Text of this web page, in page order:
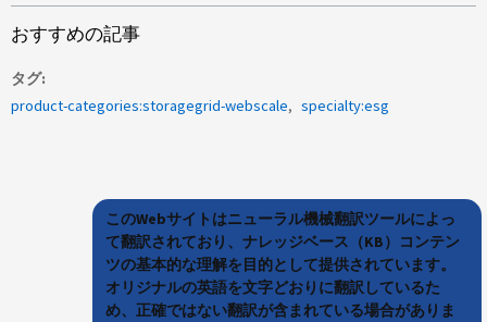
おすすめの記事
タグ
product-categories:storagegrid-webscale
specialty:esg
このWebサイトはニューラル機械翻訳ツールによっ
て翻訳されており、ナレッジベース（KB）コンテン
ツの基本的な理解を目的として提供されています。
オリジナルの英語を文字どおりに翻訳しているた
め、正確ではない翻訳が含まれている場合がありま